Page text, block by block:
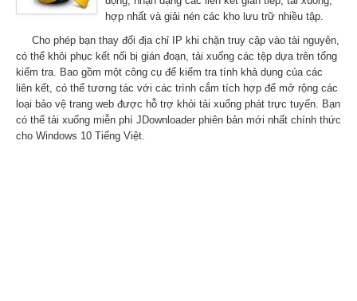
hợp nhất và giải nén các kho lưu trữ nhiều tập.
Cho phép bạn thay đổi địa chỉ IP khi chặn truy cập vào tài nguyên,
có thể khôi phục kết nối bị gián đoạn, tải xuống các tệp dựa trên tổng
kiểm tra. Bao gồm một công cụ để kiểm tra tính khả dụng của các
liên kết, có thể tương tác với các trình cắm tích hợp để mở rộng các
loại bảo vệ trang web được hỗ trợ khỏi tải xuống phát trực tuyến. Bạn
có thể tải xuống miễn phí JDownloader phiên bản mới nhất chính thức
cho Windows 10 Tiếng Việt.